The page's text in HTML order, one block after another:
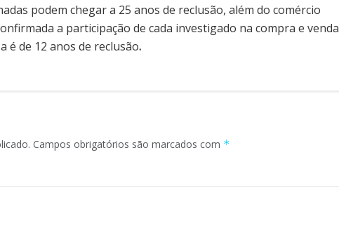
podem chegar a 25 anos de reclusão, além do comércio
a participação de cada investigado na compra e venda
é de 12 anos de reclusão.
Campos obrigatórios são marcados com *